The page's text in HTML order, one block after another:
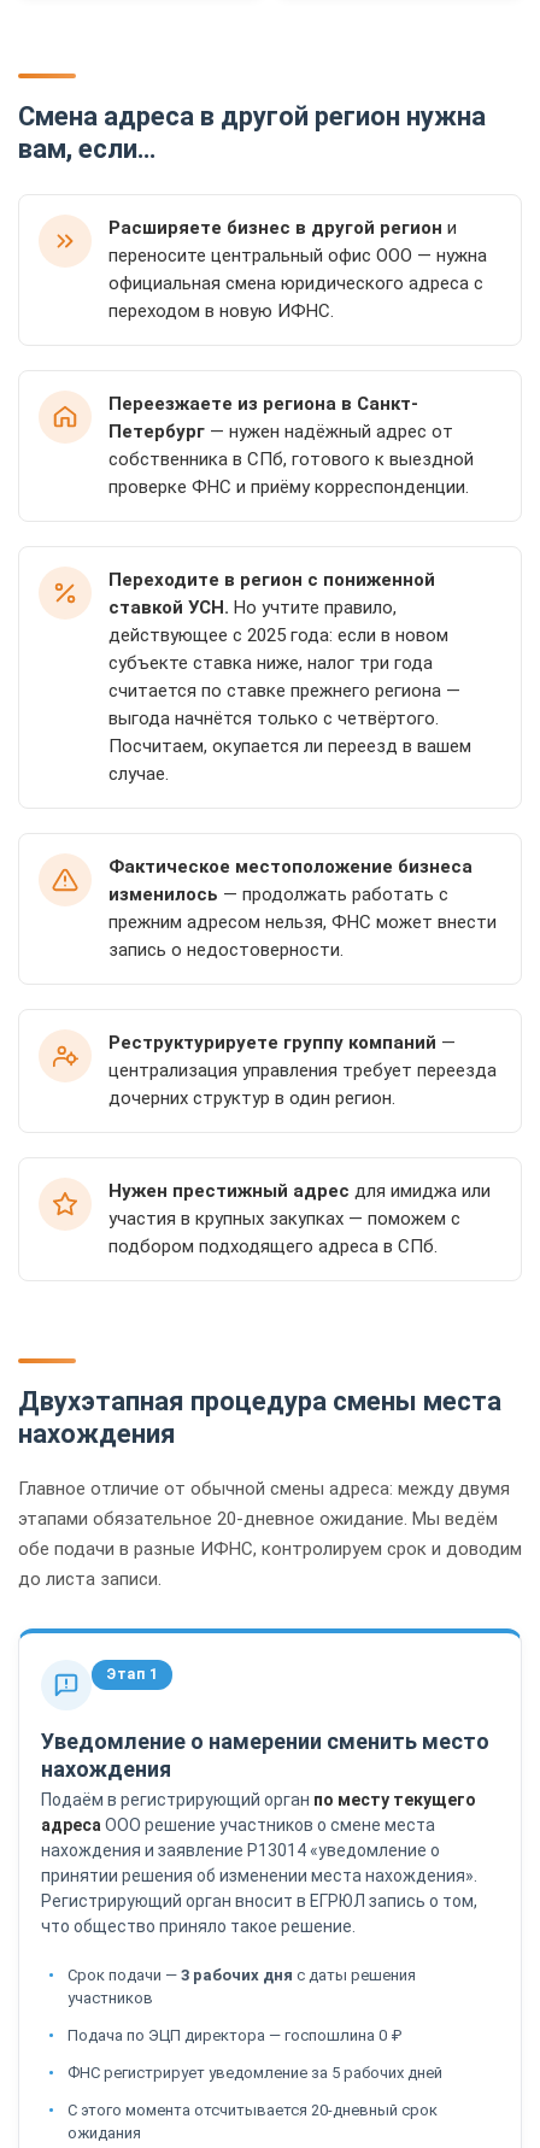
Смена адреса в другой регион нужна
вам, если…
Расширяете бизнес в другой регион и
переносите центральный офис ООО — нужна
официальная смена юридического адреса с
переходом в новую ИФНС.
Переезжаете из региона в Санкт-
Петербург — нужен надёжный адрес от
собственника в СПб, готового к выездной
проверке ФНС и приёму корреспонденции.
Переходите в регион с пониженной
ставкой УСН. Но учтите правило,
действующее с 2025 года: если в новом
субъекте ставка ниже, налог три года
считается по ставке прежнего региона —
выгода начнётся только с четвёртого.
Посчитаем, окупается ли переезд в вашем
случае.
Фактическое местоположение бизнеса
изменилось — продолжать работать с
прежним адресом нельзя, ФНС может внести
запись о недостоверности.
Реструктурируете группу компаний —
централизация управления требует переезда
дочерних структур в один регион.
Нужен престижный адрес для имиджа или
участия в крупных закупках — поможем с
подбором подходящего адреса в СПб.
Двухэтапная процедура смены места
нахождения
Главное отличие от обычной смены адреса: между двумя
этапами обязательное 20-дневное ожидание. Мы ведём
обе подачи в разные ИФНС, контролируем срок и доводим
до листа записи.
Этап 1
Уведомление о намерении сменить место
нахождения
Подаём в регистрирующий орган по месту текущего
адреса ООО решение участников о смене места
нахождения и заявление Р13014 «уведомление о
принятии решения об изменении места нахождения».
Регистрирующий орган вносит в ЕГРЮЛ запись о том,
что общество приняло такое решение.
Срок подачи — 3 рабочих дня с даты решения
участников
Подача по ЭЦП директора — госпошлина 0 ₽
ФНС регистрирует уведомление за 5 рабочих дней
С этого момента отсчитывается 20-дневный срок
ожидания